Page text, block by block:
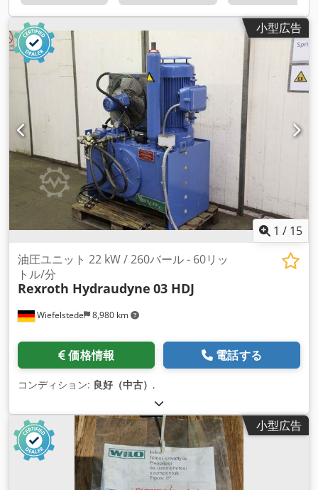
小型広告
1 / 15
Wiefelstede 8,980 km
油圧ユニット 22 kW / 260バール - 60リッ
トル/分
Rexroth Hydraudyne 03 HDJ
価格情報 電話する
コンディション: 良好（中古） ,
小型広告